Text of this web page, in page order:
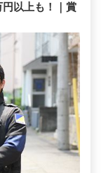
以上も！｜賞